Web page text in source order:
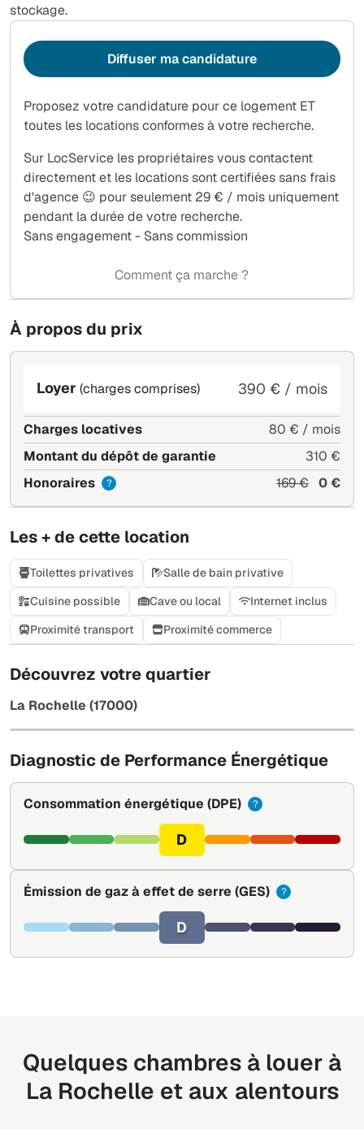
stockage.
À propos du prix
Loyer (charges comprises) 390 € / mois
Charges locatives
80 € / mois
Montant du dépôt de garantie
310 €
Honoraires
? 169 € 0 €
Les + de cette location
Toilettes privatives
Salle de bain privative
Cuisine possible
Cave ou local
Internet inclus
Proximité transport
Proximité commerce
Découvrez votre quartier
La Rochelle (17000)
Diagnostic de Performance Énergétique
Consommation énergétique (DPE) ?
D
Émission de gaz à effet de serre (GES) ?
D
Proposez votre candidature pour ce logement ET
toutes les locations conformes à votre recherche.
Sur LocService les propriétaires vous contactent
directement et les locations sont certifiées sans frais
d'agence 😉 pour seulement 29 € / mois uniquement
pendant la durée de votre recherche.
Sans engagement - Sans commission
Diffuser ma candidature
Comment ça marche ?
Quelques chambres à louer à
La Rochelle et aux alentours